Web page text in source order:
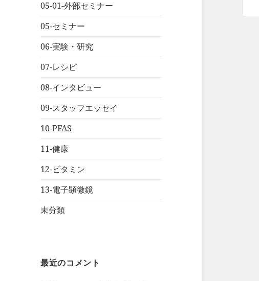
05-01-外部セミナー
05-セミナー
06-実験・研究
07-レシピ
08-インタビュー
09-スタッフエッセイ
10-PFAS
11-健康
12-ビタミン
13-電子顕微鏡
未分類
最近のコメント